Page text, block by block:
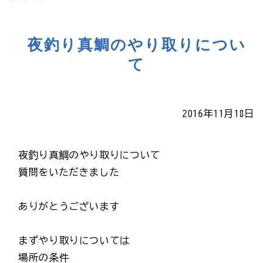
夜釣り真鯛のやり取りについ
て
2016年11月18日
夜釣り真鯛のやり取りについて
質問をいただきました
ありがとうございます
まずやり取りについては
場所の条件